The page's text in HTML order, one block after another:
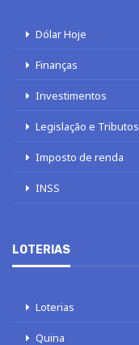
Dólar Hoje
Finanças
Investimentos
Legislação e Tributos
Imposto de renda
INSS
LOTERIAS
Loterias
Quina